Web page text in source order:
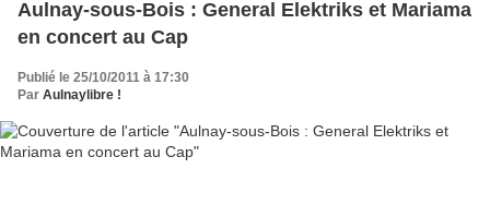
Aulnay-sous-Bois : General Elektriks et Mariama
en concert au Cap
Publié le 25/10/2011 à 17:30
Par Aulnaylibre !